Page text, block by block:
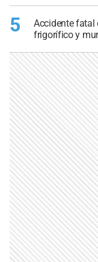
5
Accidente fatal
frigorífico y